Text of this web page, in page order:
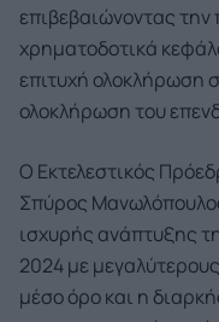
επιβεβαιώνοντας
χρηματοδοτικά
επιτυχή ολοκλήρωση
ολοκλήρωση του
Ο Εκτελεστικός
Σπύρος
ισχυρής ανάπτυξης
2024 με
μέσο όρο και η